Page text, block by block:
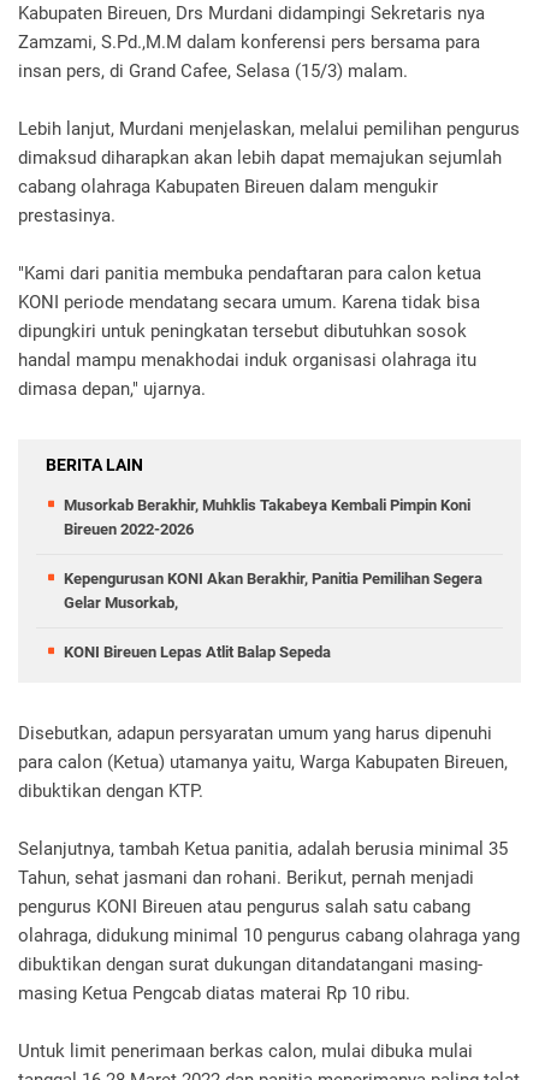
Kabupaten Bireuen, Drs Murdani didampingi Sekretaris nya
Zamzami, S.Pd.,M.M dalam konferensi pers bersama para
insan pers, di Grand Cafee, Selasa (15/3) malam.
Lebih lanjut, Murdani menjelaskan, melalui pemilihan pengurus
dimaksud diharapkan akan lebih dapat memajukan sejumlah
cabang olahraga Kabupaten Bireuen dalam mengukir
prestasinya.
"Kami dari panitia membuka pendaftaran para calon ketua
KONI periode mendatang secara umum. Karena tidak bisa
dipungkiri untuk peningkatan tersebut dibutuhkan sosok
handal mampu menakhodai induk organisasi olahraga itu
dimasa depan," ujarnya.
BERITA LAIN
Musorkab Berakhir, Muhklis Takabeya Kembali Pimpin Koni
Bireuen 2022-2026
Kepengurusan KONI Akan Berakhir, Panitia Pemilihan Segera
Gelar Musorkab,
KONI Bireuen Lepas Atlit Balap Sepeda
Disebutkan, adapun persyaratan umum yang harus dipenuhi
para calon (Ketua) utamanya yaitu, Warga Kabupaten Bireuen,
dibuktikan dengan KTP.
Selanjutnya, tambah Ketua panitia, adalah berusia minimal 35
Tahun, sehat jasmani dan rohani. Berikut, pernah menjadi
pengurus KONI Bireuen atau pengurus salah satu cabang
olahraga, didukung minimal 10 pengurus cabang olahraga yang
dibuktikan dengan surat dukungan ditandatangani masing-
masing Ketua Pengcab diatas materai Rp 10 ribu.
Untuk limit penerimaan berkas calon, mulai dibuka mulai